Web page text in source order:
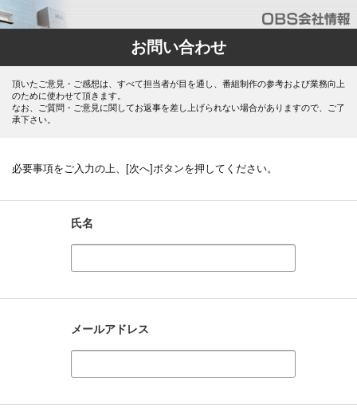
お問い合わせ
頂いたご意見・ご感想は、すべて担当者が目を通し、番組制作の参考および業務向上
のために使わせて頂きます。
なお、ご質問・ご意見に関してお返事を差し上げられない場合がありますので、ご了
承下さい。
必要事項をご入力の上、[次へ]ボタンを押してください。
氏名
メールアドレス